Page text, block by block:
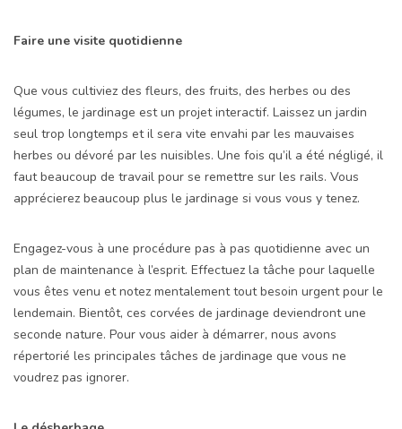
Faire une visite quotidienne
Que vous cultiviez des fleurs, des fruits, des herbes ou des
légumes, le jardinage est un projet interactif. Laissez un jardin
seul trop longtemps et il sera vite envahi par les mauvaises
herbes ou dévoré par les nuisibles. Une fois qu’il a été négligé, il
faut beaucoup de travail pour se remettre sur les rails. Vous
apprécierez beaucoup plus le jardinage si vous vous y tenez.
Engagez-vous à une procédure pas à pas quotidienne avec un
plan de maintenance à l’esprit. Effectuez la tâche pour laquelle
vous êtes venu et notez mentalement tout besoin urgent pour le
lendemain. Bientôt, ces corvées de jardinage deviendront une
seconde nature. Pour vous aider à démarrer, nous avons
répertorié les principales tâches de jardinage que vous ne
voudrez pas ignorer.